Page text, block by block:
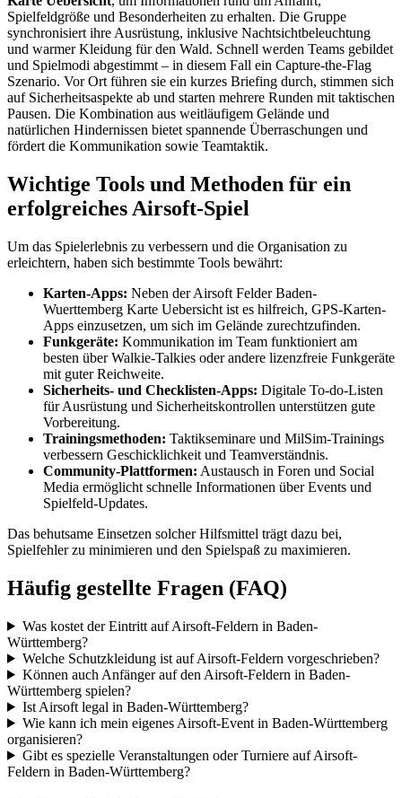
Spielfeldgröße und Besonderheiten zu erhalten. Die Gruppe
synchronisiert ihre Ausrüstung, inklusive Nachtsichtbeleuchtung
und warmer Kleidung für den Wald. Schnell werden Teams gebildet
und Spielmodi abgestimmt – in diesem Fall ein Capture-the-Flag
Szenario. Vor Ort führen sie ein kurzes Briefing durch, stimmen sich
auf Sicherheitsaspekte ab und starten mehrere Runden mit taktischen
Pausen. Die Kombination aus weitläufigem Gelände und
natürlichen Hindernissen bietet spannende Überraschungen und
fördert die Kommunikation sowie Teamtaktik.
Wichtige Tools und Methoden für ein
erfolgreiches Airsoft-Spiel
Um das Spielerlebnis zu verbessern und die Organisation zu
erleichtern, haben sich bestimmte Tools bewährt:
Karten-Apps: Neben der Airsoft Felder Baden-
Wuerttemberg Karte Uebersicht ist es hilfreich, GPS-Karten-
Apps einzusetzen, um sich im Gelände zurechtzufinden.
Funkgeräte: Kommunikation im Team funktioniert am
besten über Walkie-Talkies oder andere lizenzfreie Funkgeräte
mit guter Reichweite.
Sicherheits- und Checklisten-Apps: Digitale To-do-Listen
für Ausrüstung und Sicherheitskontrollen unterstützen gute
Vorbereitung.
Trainingsmethoden: Taktikseminare und MilSim-Trainings
verbessern Geschicklichkeit und Teamverständnis.
Community-Plattformen: Austausch in Foren und Social
Media ermöglicht schnelle Informationen über Events und
Spielfeld-Updates.
Das behutsame Einsetzen solcher Hilfsmittel trägt dazu bei,
Spielfehler zu minimieren und den Spielspaß zu maximieren.
Häufig gestellte Fragen (FAQ)
Was kostet der Eintritt auf Airsoft-Feldern in Baden-
Württemberg?
Welche Schutzkleidung ist auf Airsoft-Feldern vorgeschrieben?
Können auch Anfänger auf den Airsoft-Feldern in Baden-
Württemberg spielen?
Ist Airsoft legal in Baden-Württemberg?
Wie kann ich mein eigenes Airsoft-Event in Baden-Württemberg
organisieren?
Gibt es spezielle Veranstaltungen oder Turniere auf Airsoft-
Feldern in Baden-Württemberg?